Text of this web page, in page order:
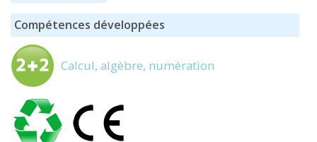
Compétences développées
Calcul, algèbre, numération